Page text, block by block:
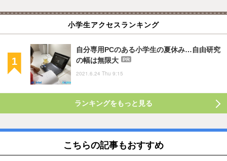
小学生アクセスランキング
自分専用PCのある小学生の夏休み…自由研究
の幅は無限大
PR
2021.6.24 Thu 9:15
ランキングをもっと見る
こちらの記事もおすすめ